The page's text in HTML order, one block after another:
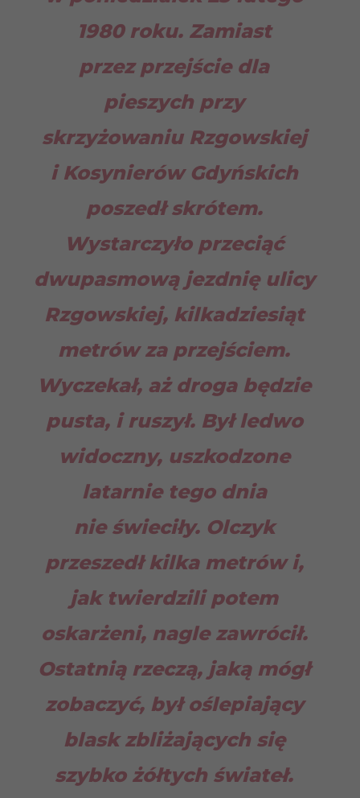
1980 roku. Zamiast
przez przejście dla
pieszych przy
skrzyżowaniu Rzgowskiej
i Kosynierów Gdyńskich
poszedł skrótem.
Wystarczyło przeciąć
dwupasmową jezdnię ulicy
Rzgowskiej, kilkadziesiąt
metrów za przejściem.
Wyczekał, aż droga będzie
pusta, i ruszył. Był ledwo
widoczny, uszkodzone
latarnie tego dnia
nie świeciły. Olczyk
przeszedł kilka metrów i,
jak twierdzili potem
oskarżeni, nagle zawrócił.
Ostatnią rzeczą, jaką mógł
zobaczyć, był oślepiający
blask zbliżających się
szybko żółtych świateł.